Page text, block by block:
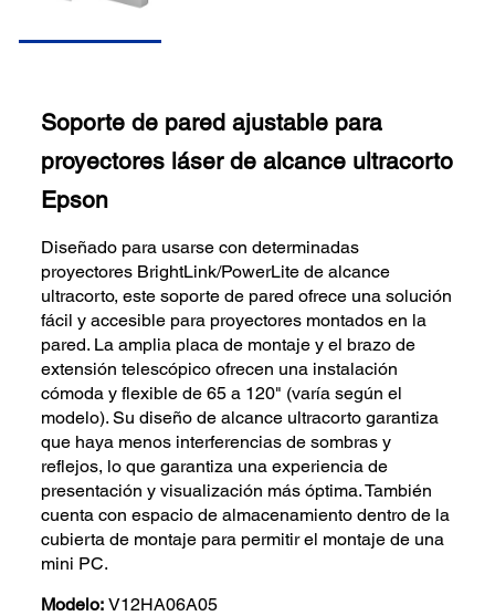
Soporte de pared ajustable para
proyectores láser de alcance ultracorto
Epson
Diseñado para usarse con determinadas
proyectores BrightLink/PowerLite de alcance
ultracorto, este soporte de pared ofrece una solución
fácil y accesible para proyectores montados en la
pared. La amplia placa de montaje y el brazo de
extensión telescópico ofrecen una instalación
cómoda y flexible de 65 a 120" (varía según el
modelo). Su diseño de alcance ultracorto garantiza
que haya menos interferencias de sombras y
reflejos, lo que garantiza una experiencia de
presentación y visualización más óptima. También
cuenta con espacio de almacenamiento dentro de la
cubierta de montaje para permitir el montaje de una
mini PC.
Modelo: V12HA06A05